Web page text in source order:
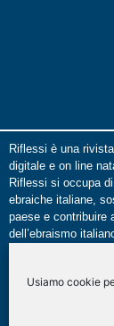
Usiamo cookie
Riflessi è una
digitale e on line
Riflessi si occupa
ebraiche italiane,
paese e contribuire
dell’ebraismo
presente in CER